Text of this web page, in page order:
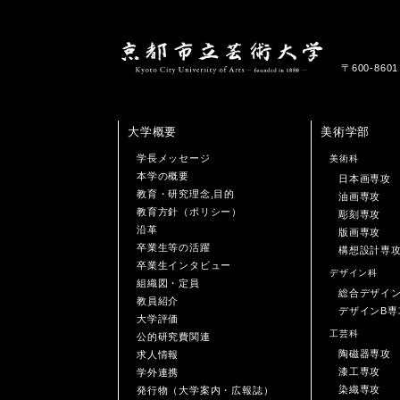
〒600-
大学概要
学長メッセージ
本学の概要
教育・研究理念,目的
教育方針（ポリシー）
沿革
卒業生等の活躍
卒業生インタビュー
組織図・定員
教員紹介
大学評価
公的研究費関連
求人情報
学外連携
発行物（大学案内・広報誌）
美術学部
美術科
日本画専攻
油画専攻
彫刻専攻
版画専攻
構想設計専
デザイン科
総合デザイ
デザインB専
工芸科
陶磁器専攻
漆工専攻
染織専攻